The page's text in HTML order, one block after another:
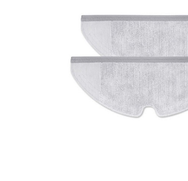
% картой любого банка
Получайте товар
выбранный способом
75% будут